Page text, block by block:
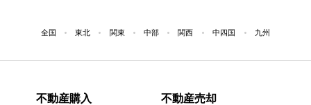
全国 東北 関東 中部 関西 中四国 九州
不動産購入 不動産売却